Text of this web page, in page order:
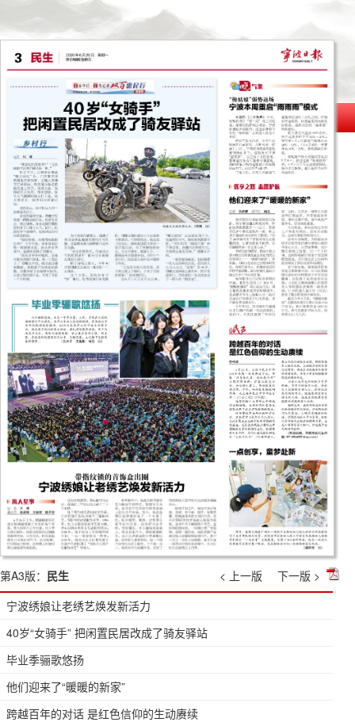
第A3版： 民生 < 上一版
下一版 >
宁波绣娘让老绣艺焕发新活力
40岁“女骑手” 把闲置民居改成了骑友驿站
毕业季骊歌悠扬
他们迎来了“暖暖的新家”
跨越百年的对话 是红色信仰的生动赓续